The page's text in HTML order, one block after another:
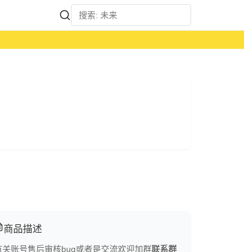
商品描述
关账号售后审核bug或者是交流欢迎加群联系群